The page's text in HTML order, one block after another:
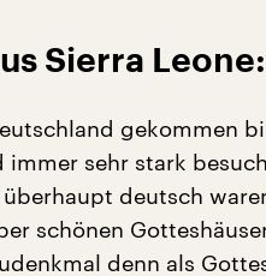
Sierra Leone:
gekommen
immer sehr stark
deutsch
schönen
denn als